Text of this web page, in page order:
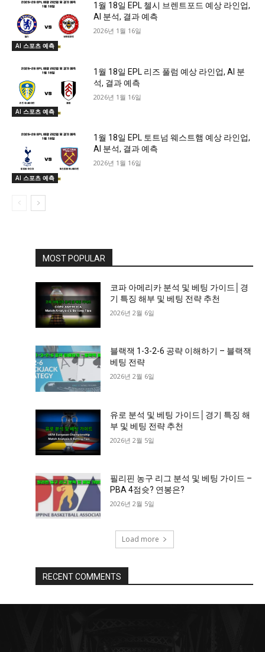
AI 스포츠 예측
1월 18일 EPL 첼시 브렌트포드 예상 라인업,
AI 분석, 결과 예측
2026년 1월 16일
AI 스포츠 예측
1월 18일 EPL 리즈 풀럼 예상 라인업, AI 분
석, 결과 예측
2026년 1월 16일
AI 스포츠 예측
1월 18일 EPL 토트넘 웨스트햄 예상 라인업,
AI 분석, 결과 예측
2026년 1월 16일
MOST POPULAR
코파 아메리카 분석 및 베팅 가이드│경
기 특징 해부 및 베팅 전략 추천
2026년 2월 6일
블랙잭 1-3-2-6 공략 이해하기 – 블랙잭
베팅 전략
2026년 2월 6일
유로 분석 및 베팅 가이드│경기 특징 해
부 및 베팅 전략 추천
2026년 2월 5일
필리핀 농구 리그 분석 및 베팅 가이드 –
PBA 4점슛? 연봉은?
2026년 2월 5일
Load more
RECENT COMMENTS